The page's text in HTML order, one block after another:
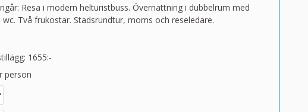
Resa i modern helturistbuss. Övernattning i dubbelrum med
wc. Två frukostar. Stadsrundtur, moms och reseledare.
1655:-
person